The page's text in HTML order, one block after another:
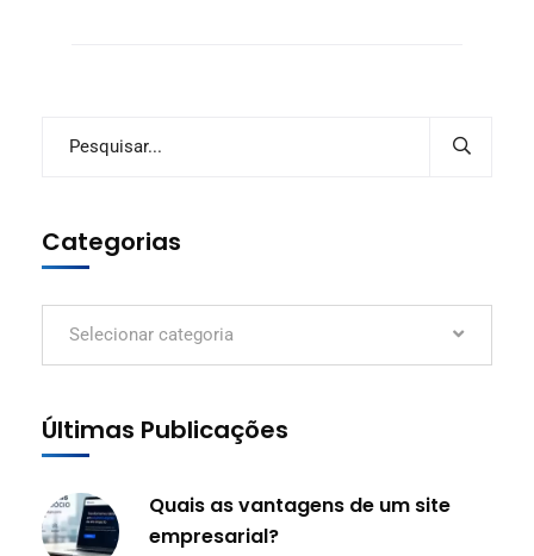
Categorias
Selecionar categoria
Últimas Publicações
Quais as vantagens de um site
empresarial?